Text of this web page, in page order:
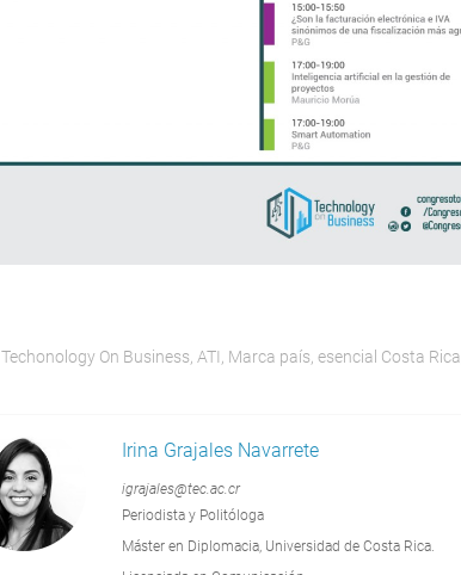
Techonology On Business ATI Marca país esencial Costa Rica
Irina Grajales Navarrete
igrajales@tec.ac.cr
Periodista y Politóloga
Máster en Diplomacia, Universidad de Costa Rica.